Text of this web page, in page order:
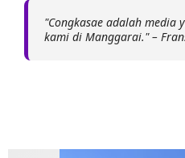
"Congkasae adalah media
kami di Manggarai." –